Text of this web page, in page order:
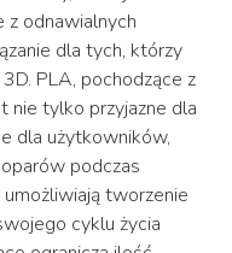
odnawialnych
dla tych, którzy
PLA, pochodzące z
nie tylko przyjazne dla
dla użytkowników,
podczas
tworzenie
cyklu życia